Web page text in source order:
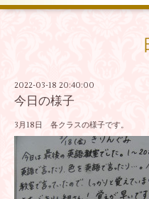
2022-03-18 20:40:00
今日の様子
3月18日 各クラスの様子です。